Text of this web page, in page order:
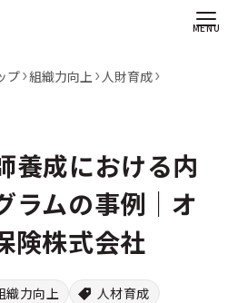
プ 組織力向上 人財育成
養成における内
ラムの事例│オ
険株式会社
織力向上 人材育成